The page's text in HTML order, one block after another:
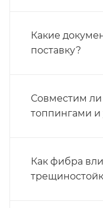
Какие
поставку?
Совместим
топпингами
Как фибра